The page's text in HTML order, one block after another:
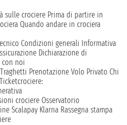
sulle crociere Prima di partire in
Quando andare in crociera
Condizioni generali Informativa
Dichiarazione di
con noi
Prenotazione Volo Privato Chi
Ticketcrociere:
crociere Osservatorio
Scalapay Klarna Rassegna stampa